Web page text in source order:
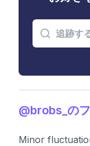
@brobs_の
Minor